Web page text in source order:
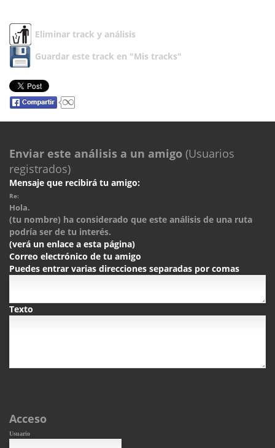
Eliminar track y análisis
Guardar este track en "Mis tracks"
Enviar este análisis a un amigo (Usuarios
registrados)
Mensaje que recibirá tu amigo:
Re:
Hola.
(tu nombre) ha considerado que este análisis de una ruta
podría ser de tu interés.
(verá un enlace a esta página)
Correo electrónico de tu amigo
Puedes entrar varias direcciones separadas por comas
Texto
Acceso
Usuario